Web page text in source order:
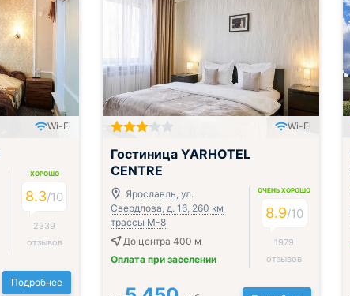
Wi-Fi
ХОРОШО
8.3/10
2339
отзывов
Подробнее
Wi-Fi
Гостиница YARHOTEL
CENTRE
Ярославль, ул.
Свердлова, д. 16, 260 км
трассы М-8
До центра 400 м
Оплата при заселении
ОЧЕНЬ ХОРОШО
8.9/10
1979
отзывов